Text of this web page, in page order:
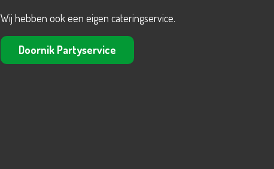
Wij hebben ook een eigen cateringservice.
Doornik Partyservice